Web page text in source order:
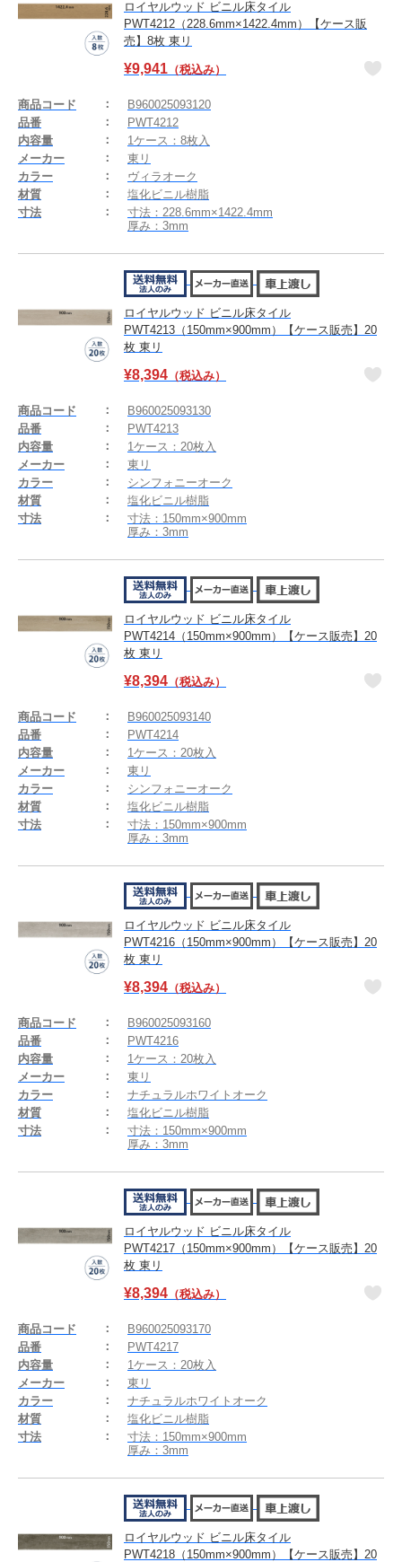
ロイヤルウッド ビニル床タイル
PWT4212（228.6mm×1422.4mm）【ケース販
売】8枚 東リ
¥9,941 （税込み）
商品コード
B960025093120
品番
PWT4212
内容量
1ケース：8枚入
メーカー
東リ
カラー
ヴィラオーク
材質
塩化ビニル樹脂
寸法
寸法：228.6mm×1422.4mm
厚み：3mm
ロイヤルウッド ビニル床タイル
PWT4213（150mm×900mm）【ケース販売】20
枚 東リ
¥8,394 （税込み）
商品コード
B960025093130
品番
PWT4213
内容量
1ケース：20枚入
メーカー
東リ
カラー
シンフォニーオーク
材質
塩化ビニル樹脂
寸法
寸法：150mm×900mm
厚み：3mm
ロイヤルウッド ビニル床タイル
PWT4214（150mm×900mm）【ケース販売】20
枚 東リ
¥8,394 （税込み）
商品コード
B960025093140
品番
PWT4214
内容量
1ケース：20枚入
メーカー
東リ
カラー
シンフォニーオーク
材質
塩化ビニル樹脂
寸法
寸法：150mm×900mm
厚み：3mm
ロイヤルウッド ビニル床タイル
PWT4216（150mm×900mm）【ケース販売】20
枚 東リ
¥8,394 （税込み）
商品コード
B960025093160
品番
PWT4216
内容量
1ケース：20枚入
メーカー
東リ
カラー
ナチュラルホワイトオーク
材質
塩化ビニル樹脂
寸法
寸法：150mm×900mm
厚み：3mm
ロイヤルウッド ビニル床タイル
PWT4217（150mm×900mm）【ケース販売】20
枚 東リ
¥8,394 （税込み）
商品コード
B960025093170
品番
PWT4217
内容量
1ケース：20枚入
メーカー
東リ
カラー
ナチュラルホワイトオーク
材質
塩化ビニル樹脂
寸法
寸法：150mm×900mm
厚み：3mm
ロイヤルウッド ビニル床タイル
PWT4218（150mm×900mm）【ケース販売】20